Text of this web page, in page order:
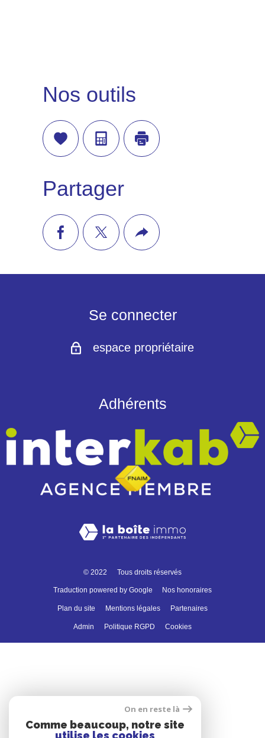
Nos outils
Sélectionner
Calculatrice
Imprimer
Partager
facebook
twitter
Plus
Se connecter
espace propriétaire
Adhérents
© 2022 Tous droits réservés
Traduction powered by Google Nos honoraires
Plan du site Mentions légales Partenaires
Admin Politique RGPD Cookies
On en reste là
Comme beaucoup, notre site
utilise les cookies